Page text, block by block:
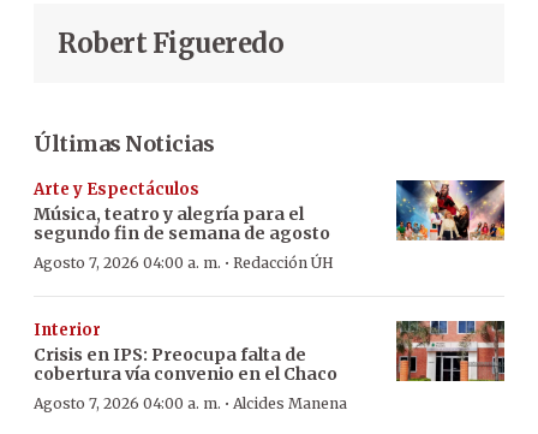
Robert Figueredo
Últimas Noticias
Arte y Espectáculos
Música, teatro y alegría para el
segundo fin de semana de agosto
Agosto 7, 2026 04:00 a. m. · Redacción ÚH
Interior
Crisis en IPS: Preocupa falta de
cobertura vía convenio en el Chaco
Agosto 7, 2026 04:00 a. m. · Alcides Manena